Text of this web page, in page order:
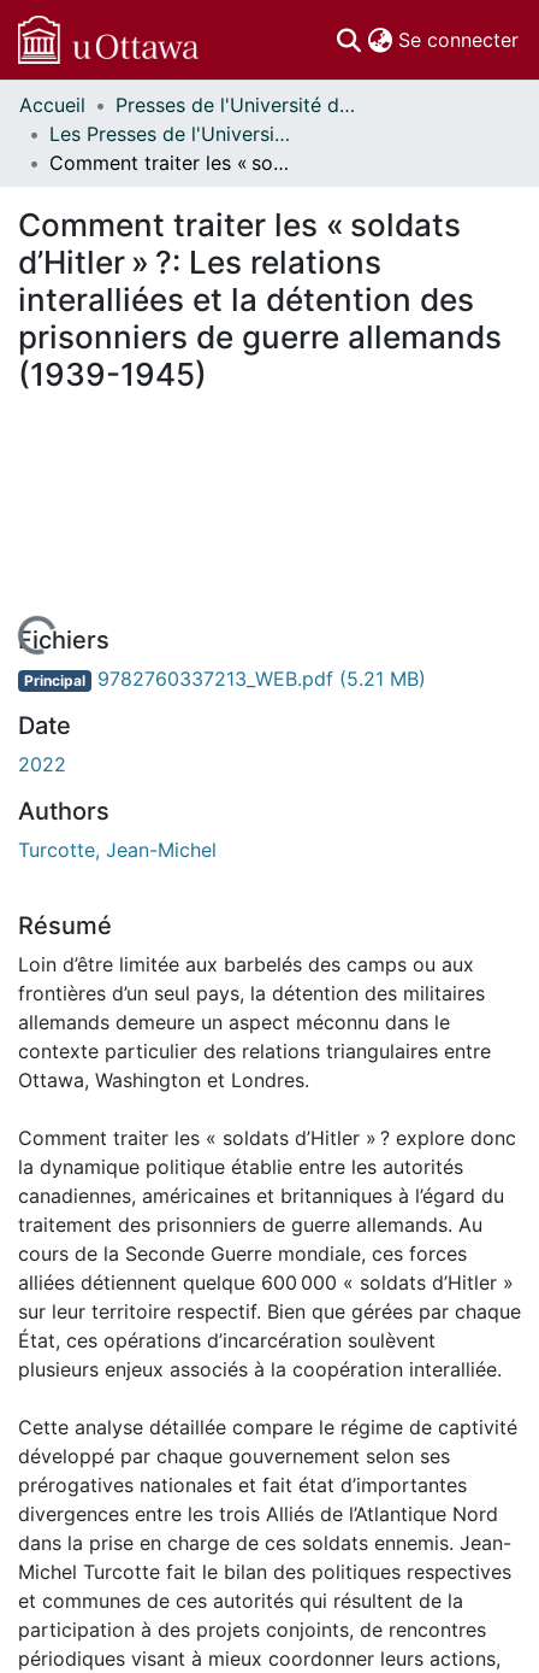
Se connecter
Communautés
et collections
Parcourir
À propos
Accueil
Presses de l'Université d'Ottawa // University of Ottawa Press
Les Presses de l'Université d'Ottawa - Publications en libre accès // University of Ottawa Press - Open Access Publications
Comment traiter les « soldats d’Hitler » ?: Les relations interalliées et la détention des prisonniers de guerre allemands (1939-1945)
Comment traiter les « soldats
d’Hitler » ?: Les relations
interalliées et la détention des
prisonniers de guerre allemands
(1939-1945)
Fichiers
Principal 9782760337213_WEB.pdf (5.21 MB)
Date
2022
Authors
Turcotte, Jean-Michel
Résumé
Loin d’être limitée aux barbelés des camps ou aux
frontières d’un seul pays, la détention des militaires
allemands demeure un aspect méconnu dans le
contexte particulier des relations triangulaires entre
Ottawa, Washington et Londres.
Comment traiter les « soldats d’Hitler » ? explore donc
la dynamique politique établie entre les autorités
canadiennes, américaines et britanniques à l’égard du
traitement des prisonniers de guerre allemands. Au
cours de la Seconde Guerre mondiale, ces forces
alliées détiennent quelque 600 000 « soldats d’Hitler »
sur leur territoire respectif. Bien que gérées par chaque
État, ces opérations d’incarcération soulèvent
plusieurs enjeux associés à la coopération interalliée.
Cette analyse détaillée compare le régime de captivité
développé par chaque gouvernement selon ses
prérogatives nationales et fait état d’importantes
divergences entre les trois Alliés de l’Atlantique Nord
dans la prise en charge de ces soldats ennemis. Jean-
Michel Turcotte fait le bilan des politiques respectives
et communes de ces autorités qui résultent de la
participation à des projets conjoints, de rencontres
périodiques visant à mieux coordonner leurs actions,